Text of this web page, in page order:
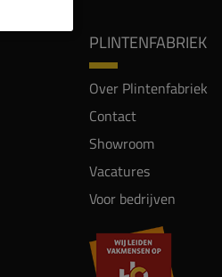
PLINTENFABRIEK
Over Plintenfabriek
Contact
Showroom
Vacatures
Voor bedrijven